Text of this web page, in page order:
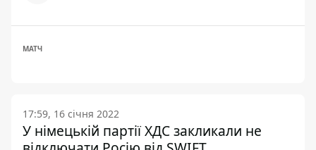
МАТЧ
17:59, 16 січня 2022
У німецькій партії ХДС закликали не